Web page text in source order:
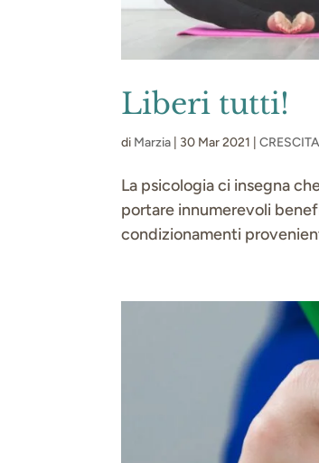
Liberi tutti!
di Marzia 30 Mar 2021 |
La psicologia ci insegna
portare innumerevoli
condizionamenti